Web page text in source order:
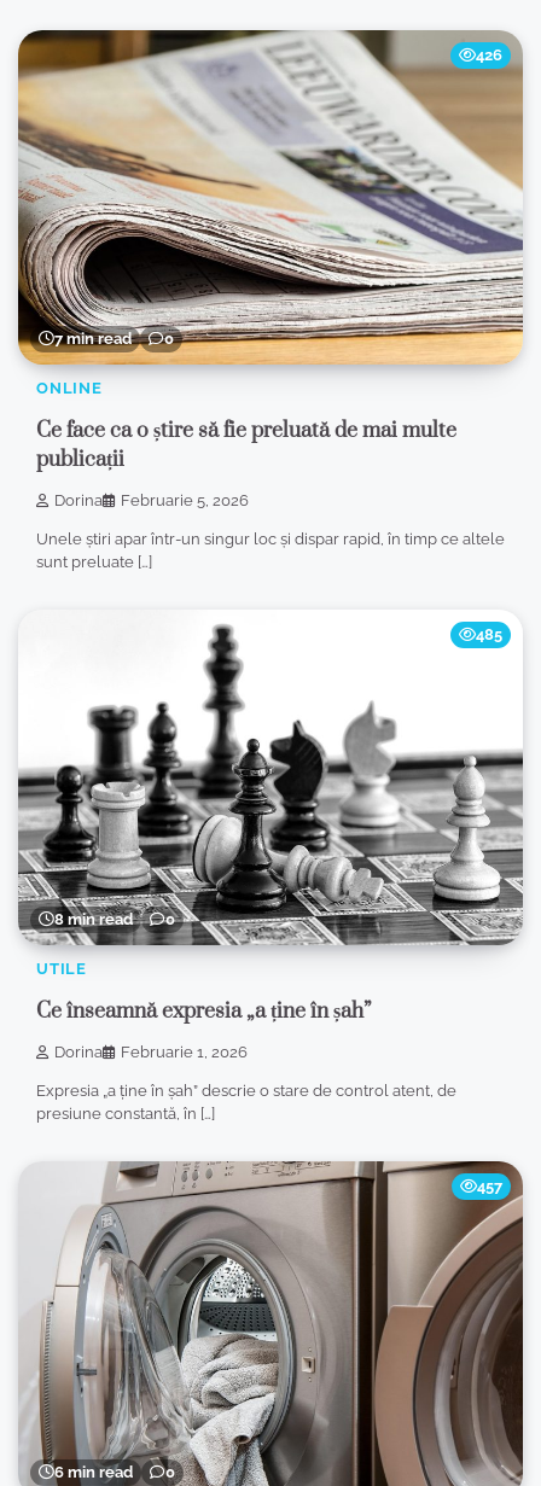
7 min read 0
426
ONLINE
Ce face ca o știre să fie preluată de mai multe
publicații
Dorina Februarie 5, 2026
Unele știri apar într-un singur loc și dispar rapid, în timp ce altele
sunt preluate […]
8 min read 0
485
UTILE
Ce înseamnă expresia „a ține în șah”
Dorina Februarie 1, 2026
Expresia „a ține în șah” descrie o stare de control atent, de
presiune constantă, în […]
6 min read 0
457